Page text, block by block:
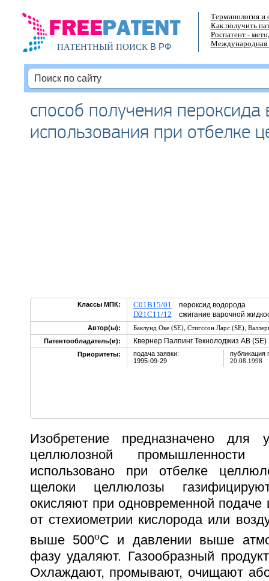
ПАТЕНТНЫЙ ПОИСКВ РФ
Терминология и
Как получить
Роспатент -
Международная
способ получения
использования при отбелке
Классы МПК: C01B15/01 пероксид водорода
D21C11/12 сжигание варочной
Автор(ы): Баклунд Оке (SE), Стигссон Ларс (SE),
Патентообладатель(и):
Квернер Палпинг Текнолоджиз АВ (SE)
Приоритеты:
подача заявки:
1995-09-29
публикация
20.08.1998
Изобретение предназначено для
целлюлозной
использовано при отбелке
щелоки целлюлозы
окисляют при одновременной подаче
от стехиометрии кислорода или
выше 500oC и давлении выше
фазу удаляют. Газообразный
Охлаждают, промывают, очищают